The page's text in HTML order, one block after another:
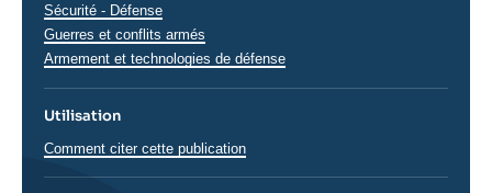
Thématiques
analyses
Sécurité - Défense
Guerres et conflits armés
Armement et technologies de défense
Utilisation
Comment citer cette publication